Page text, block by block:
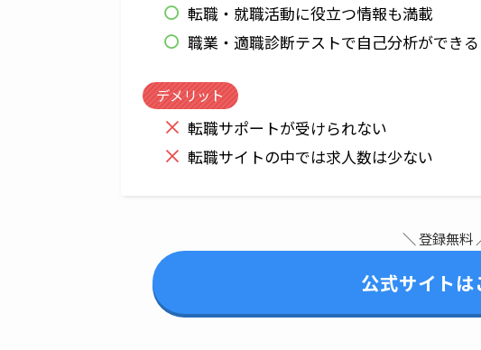
転職・就職活動に役立つ情報も満載
職業・適職診断テストで自己分析ができる
デメリット
転職サポートが受けられない
転職サイトの中では求人数は少ない
＼ 登録無料
公式サイトは